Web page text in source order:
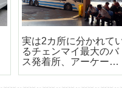
BTSも地下鉄もないチ
ェンマイはソンテウで
の移動が便利で楽しい